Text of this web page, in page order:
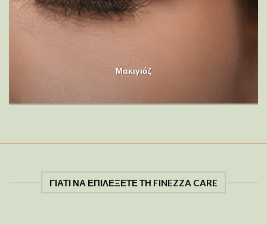
Μακιγιάζ
ΓΙΑΤΙ ΝΑ ΕΠΙΛΕΞΕΤΕ ΤΗ FINEZZA CARE